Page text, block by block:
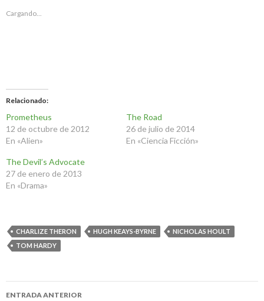
Cargando...
Relacionado
Prometheus
12 de octubre de 2012
En «Alien»
The Road
26 de julio de 2014
En «Ciencia Ficción»
The Devil’s Advocate
27 de enero de 2013
En «Drama»
CHARLIZE THERON HUGH KEAYS-BYRNE
NICHOLAS HOULT
TOM HARDY
Navegación
ENTRADA ANTERIOR